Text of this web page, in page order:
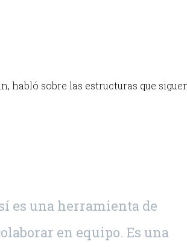
habló sobre las estructuras que
es una herramienta de
en equipo. Es una